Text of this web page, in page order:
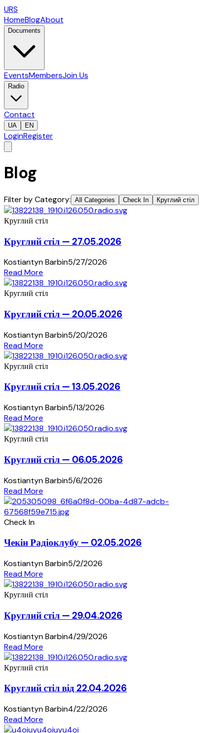
URS
HomeBlogAbout
Documents
EventsMembersJoin Us
Radio
Contact
UA EN
LoginRegister
Blog
Filter by Category: All Categories Check In Круглий стіл
Круглий стіл
Круглий стіл — 27.05.2026
Kostiantyn Barbin5/27/2026
Read More
Круглий стіл
Круглий стіл — 20.05.2026
Kostiantyn Barbin5/20/2026
Read More
Круглий стіл
Круглий стіл — 13.05.2026
Kostiantyn Barbin5/13/2026
Read More
Круглий стіл
Круглий стіл — 06.05.2026
Kostiantyn Barbin5/6/2026
Read More
Check In
Чекін Радіоклубу — 02.05.2026
Kostiantyn Barbin5/2/2026
Read More
Круглий стіл
Круглий стіл — 29.04.2026
Kostiantyn Barbin4/29/2026
Read More
Круглий стіл
Круглий стіл від 22.04.2026
Kostiantyn Barbin4/22/2026
Read More